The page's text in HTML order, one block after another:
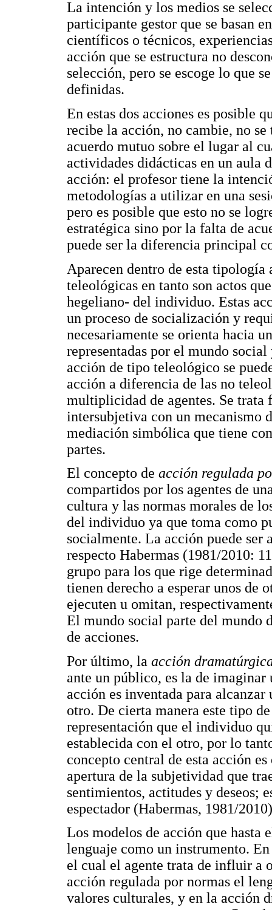
La intención y los medios se
participante gestor que se basan
científicos o técnicos,
acción que se estructura no
selección, pero se escoge lo que
definidas.
En estas dos acciones es posible
recibe la acción, no cambie, no
acuerdo mutuo sobre el lugar al
actividades didácticas en un aula
acción: el profesor tiene la
metodologías a utilizar en una
pero es posible que esto no se
estratégica sino por la falta de
puede ser la diferencia principal
Aparecen dentro de esta tipología
teleológicas en tanto son actos
hegeliano- del individuo. Estas
un proceso de socialización y
necesariamente se orienta hacia
representadas por el mundo
acción de tipo teleológico se
acción a diferencia de las no
multiplicidad de agentes. Se trata
intersubjetiva con un mecanismo
mediación simbólica que tiene
partes.
El concepto de acción regulada
compartidos por los agentes de
cultura y las normas morales de
del individuo ya que toma como
socialmente. La acción puede ser
respecto Habermas (1981/2010:
grupo para los que rige
tienen derecho a esperar unos de
ejecuten u omitan,
El mundo social parte del mundo
de acciones.
Por último, la acción
ante un público, es la de imaginar
acción es inventada para
otro. De cierta manera este tipo
representación que el individuo
establecida con el otro, por lo
concepto central de esta acción
apertura de la subjetividad que
sentimientos, actitudes y deseos;
espectador (Habermas, 1981/
Los modelos de acción que hasta
lenguaje como un instrumento.
el cual el agente trata de influir a
acción regulada por normas el
valores culturales, y en la acción